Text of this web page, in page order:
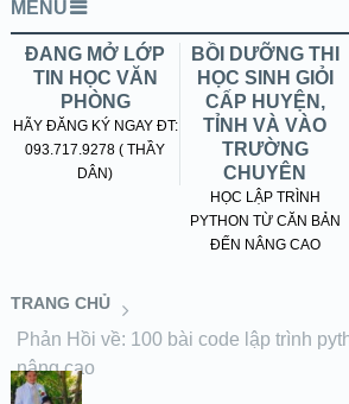
MENU
ĐANG MỞ LỚP
TIN HỌC VĂN
PHÒNG
HÃY ĐĂNG KÝ NGAY ĐT:
093.717.9278 ( THẦY
DÂN)
BỒI DƯỠNG THI
HỌC SINH GIỎI
CẤP HUYỆN,
TỈNH VÀ VÀO
TRƯỜNG
CHUYÊN
HỌC LẬP TRÌNH
PYTHON TỪ CĂN BẢN
ĐẾN NÂNG CAO
TRANG CHỦ
Phản Hồi về: 100 bài code lập trình
nâng cao